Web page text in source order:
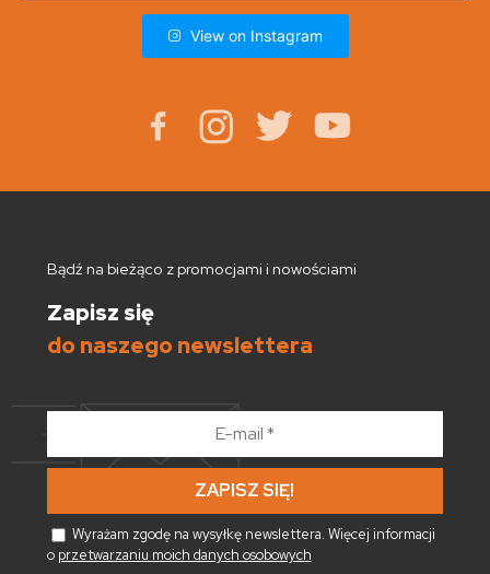
View on Instagram
Bądź na bieżąco z promocjami i nowościami
Zapisz się
do naszego newslettera
*
Wyrażam zgodę na wysyłkę newslettera. Więcej informacji
o przetwarzaniu moich danych osobowych